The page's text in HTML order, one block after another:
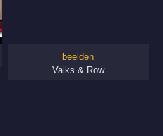
beelden
Vaiks & Row